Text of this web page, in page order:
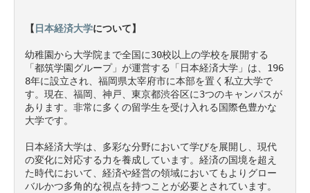
【 日本経済大学について】
幼稚園から大学院まで全国に30校以上の学校を展開する
「都筑学園グループ」が運営する「日本経済大学」は、196
8年に設立され、福岡県太宰府市に本部を置く私立大学で
す。現在、福岡、神戸、東京都渋谷区に3つのキャンパスが
あります。非常に多くの留学生を受け入れる国際色豊かな
大学です。
日本経済大学は、多彩な分野において学びを展開し、現代
の変化に対応する力を養成しています。経済の国境を超え
た時代において、経済や経営の領域においてもよりグロー
バルかつ多角的な視点を持つことが必要とされています。